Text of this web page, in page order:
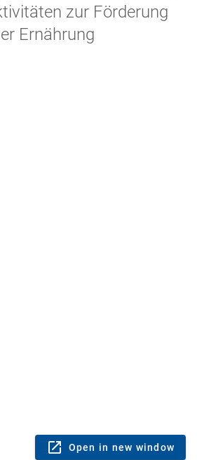
zur Förderung
Ernährung
Open in new window